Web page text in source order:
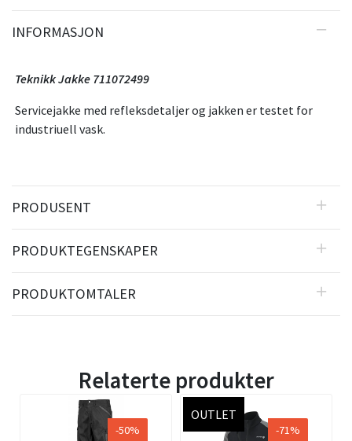
INFORMASJON
Teknikk Jakke 711072499
Servicejakke med refleksdetaljer og jakken er testet for
industriuell vask.
PRODUSENT
PRODUKTEGENSKAPER
PRODUKTOMTALER
Relaterte produkter
-50%
OUTLET
-71%